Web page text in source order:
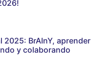
2025: BrAInY, aprender
y colaborando